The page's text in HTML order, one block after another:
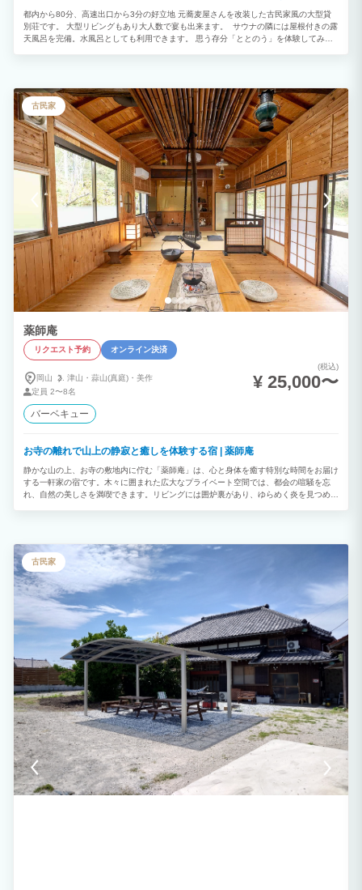
都内から80分、高速出口から3分の好立地 元蕎麦屋さんを改装した古民家風の大型貸
別荘です。 大型リビングもあり大人数で宴も出来ます。 サウナの隣には屋根付きの露
天風呂を完備。水風呂としても利用できます。 思う存分「ととのう」を体験してみま
古民家
薬師庵
リクエスト予約 オンライン決済
岡山 津山・ 蒜山(真庭)・ 美作
定員 2〜8名
(税込)
¥ 25,000〜
バーベキュー
お寺の離れで山上の静寂と癒しを体験する宿 | 薬師庵
静かな山の上、お寺の敷地内に佇む「薬師庵」は、心と身体を癒す特別な時間をお届け
する一軒家の宿です。木々に囲まれた広大なプライベート空間では、都会の喧騒を忘
れ、自然の美しさを満喫できます。リビングには囲炉裏があり、ゆらめく炎を見つめな
ごま祈祷を通じて心の浄化を感じることができます。修験道体験では、山岳修行の一端
に触れ、非日常の深い安らぎを味わえます。薬師如来を本尊とする当寺ならではの特別
な空間で、現代の喧騒から離れた心の平穏を取り戻してください。
古民家